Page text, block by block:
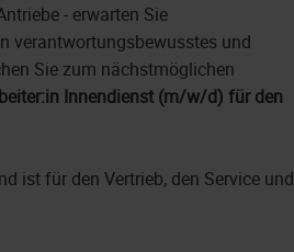
- erwarten Sie
verantwortungsbewusstes und
Sie zum nächstmöglichen
Innendienst (m/w/d) für den
ist für den Vertrieb, den Service und